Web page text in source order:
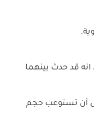
انه قد حدث بينهما
أن تستوعب حجم